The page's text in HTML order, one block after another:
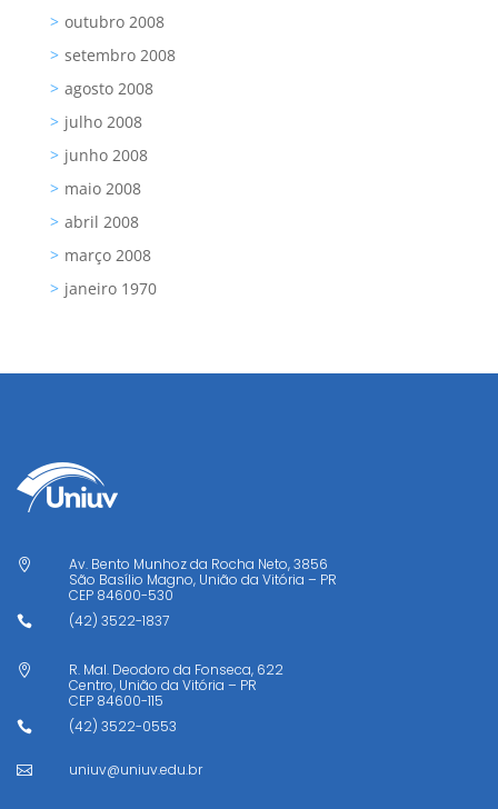
outubro 2008
setembro 2008
agosto 2008
julho 2008
junho 2008
maio 2008
abril 2008
março 2008
janeiro 1970

Av. Bento Munhoz da Rocha Neto, 3856
São Basílio Magno, União da Vitória – PR
CEP 84600-530
 (42) 3522-1837

R. Mal. Deodoro da Fonseca, 622
Centro, União da Vitória – PR
CEP 84600-115
 (42) 3522-0553
 uniuv@uniuv.edu.br